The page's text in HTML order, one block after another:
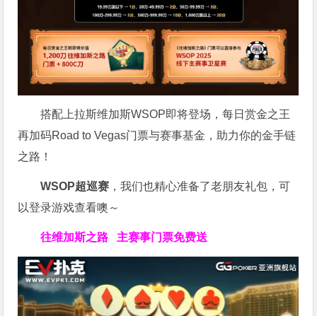
搭配上拉斯维加斯WSOP即将登场，每日赏金之王
再加码Road to Vegas门票与赛事基金，助力你的金手链
之路！
WSOP超巡赛 ，我们也精心准备了老朋友礼包，可
以登录游戏查看噢～
往维加斯之路 主赛事门票免费送